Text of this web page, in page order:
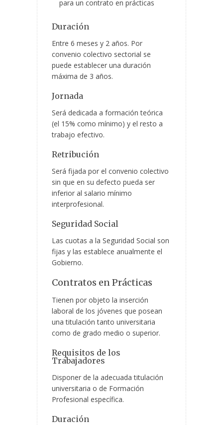
para un contrato en prácticas
Duración
Entre 6 meses y 2 años. Por
convenio colectivo sectorial se
puede establecer una duración
máxima de 3 años.
Jornada
Será dedicada a formación teórica
(el 15% como mínimo) y el resto a
trabajo efectivo.
Retribución
Será fijada por el convenio colectivo
sin que en su defecto pueda ser
inferior al salario mínimo
interprofesional.
Seguridad Social
Las cuotas a la Seguridad Social son
fijas y las establece anualmente el
Gobierno.
Contratos en Prácticas
Tienen por objeto la inserción
laboral de los jóvenes que posean
una titulación tanto universitaria
como de grado medio o superior.
Requisitos de los
Trabajadores
Disponer de la adecuada titulación
universitaria o de Formación
Profesional específica.
Duración